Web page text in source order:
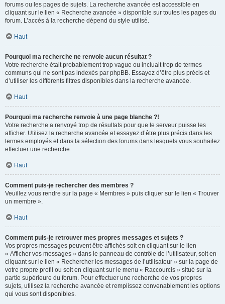
forums ou les pages de sujets. La recherche avancée est accessible en
cliquant sur le lien « Recherche avancée » disponible sur toutes les pages du
forum. L’accès à la recherche dépend du style utilisé.
Haut
Pourquoi ma recherche ne renvoie aucun résultat ?
Votre recherche était probablement trop vague ou incluait trop de termes
communs qui ne sont pas indexés par phpBB. Essayez d’être plus précis et
d’utiliser les différents filtres disponibles dans la recherche avancée.
Haut
Pourquoi ma recherche renvoie à une page blanche ?!
Votre recherche a renvoyé trop de résultats pour que le serveur puisse les
afficher. Utilisez la recherche avancée et essayez d’être plus précis dans les
termes employés et dans la sélection des forums dans lesquels vous souhaitez
effectuer une recherche.
Haut
Comment puis-je rechercher des membres ?
Veuillez vous rendre sur la page « Membres » puis cliquer sur le lien « Trouver
un membre ».
Haut
Comment puis-je retrouver mes propres messages et sujets ?
Vos propres messages peuvent être affichés soit en cliquant sur le lien
« Afficher vos messages » dans le panneau de contrôle de l’utilisateur, soit en
cliquant sur le lien « Rechercher les messages de l’utilisateur » sur la page de
votre propre profil ou soit en cliquant sur le menu « Raccourcis » situé sur la
partie supérieure du forum. Pour effectuer une recherche de vos propres
sujets, utilisez la recherche avancée et remplissez convenablement les options
qui vous sont disponibles.